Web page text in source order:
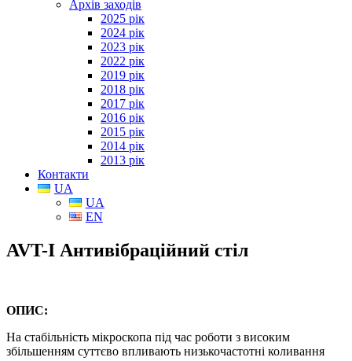
Архів заходів
2025 рік
2024 рік
2023 рік
2022 рік
2019 рік
2018 рік
2017 рік
2016 рік
2015 рік
2014 рік
2013 рік
Контакти
UA
UA
EN
AVT-I Антивібраційний стіл
ОПИС:
На стабільність мікроскопа під час роботи з високим
збільшенням суттєво впливають низькочастотні коливання